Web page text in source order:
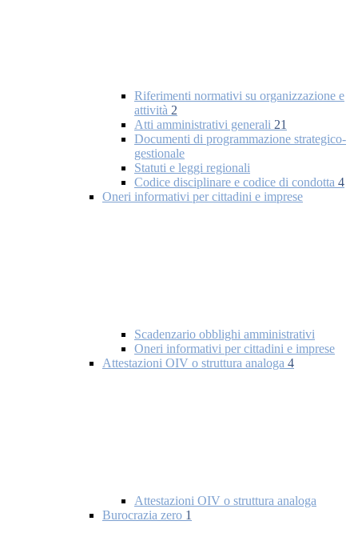
Riferimenti normativi su organizzazione e
attività 2
Atti amministrativi generali 21
Documenti di programmazione strategico-
gestionale
Statuti e leggi regionali
Codice disciplinare e codice di condotta 4
Oneri informativi per cittadini e imprese
Scadenzario obblighi amministrativi
Oneri informativi per cittadini e imprese
Attestazioni OIV o struttura analoga 4
Attestazioni OIV o struttura analoga
Burocrazia zero 1